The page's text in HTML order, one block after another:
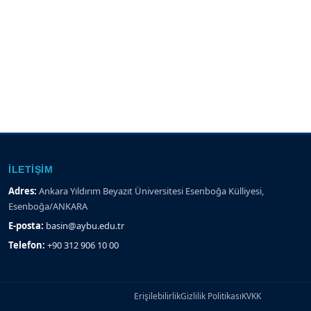
İLETIŞIM
Adres: Ankara Yıldırım Beyazıt Üniversitesi Esenboğa Külliyesi,
Esenboğa/ANKARA
E-posta: basin@aybu.edu.tr
Telefon: +90 312 906 10 00
ErişilebilirlikGizlilik PolitikasıKVKK